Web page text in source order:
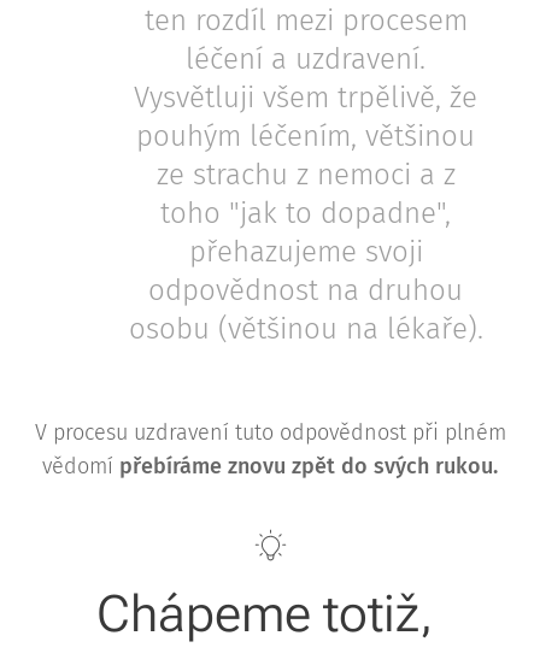
ten rozdíl mezi procesem
léčení a uzdravení.
Vysvětluji všem trpělivě, že
pouhým léčením, většinou
ze strachu z nemoci a z
toho "jak to dopadne",
přehazujeme svoji
odpovědnost na druhou
osobu (většinou na lékaře).
V procesu uzdravení tuto odpovědnost při plném
vědomí přebíráme znovu zpět do svých rukou.
Chápeme totiž,